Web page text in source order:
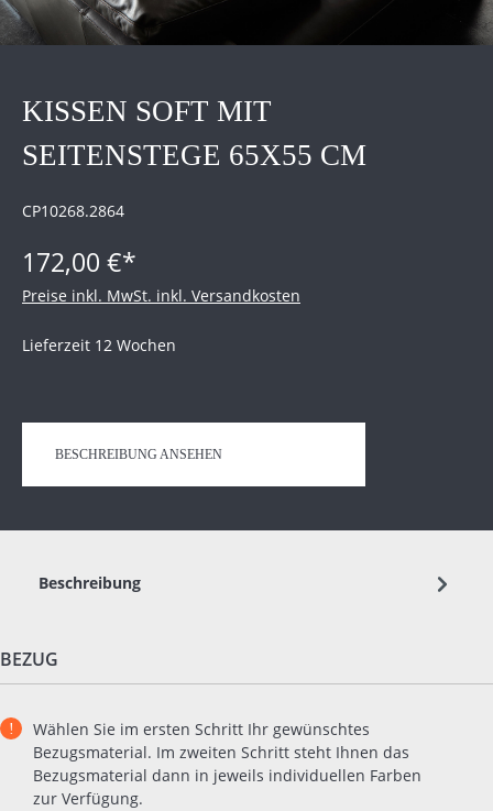
KISSEN SOFT MIT
SEITENSTEGE 65X55 CM
CP10268.2864
172,00 €*
Preise inkl. MwSt. inkl. Versandkosten
Lieferzeit 12 Wochen
BESCHREIBUNG ANSEHEN
Beschreibung
BEZUG
Wählen Sie im ersten Schritt Ihr gewünschtes
Bezugsmaterial. Im zweiten Schritt steht Ihnen das
Bezugsmaterial dann in jeweils individuellen Farben
zur Verfügung.